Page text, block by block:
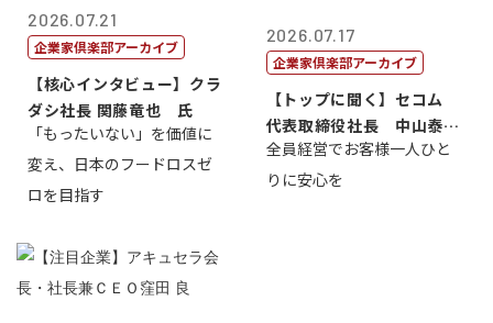
2026.07.21
企業家倶楽部アーカイブ
【核心インタビュー】クラ
ダシ社長 関藤竜也 氏
「もったいない」を価値に
変え、日本のフードロスゼ
ロを目指す
2026.07.17
企業家倶楽部アーカイブ
【トップに聞く】セコム
代表取締役社長 中山泰
男
全員経営でお客様一人ひと
りに安心を